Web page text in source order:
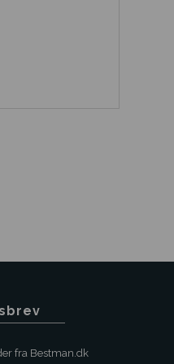
fra Bestman.dk